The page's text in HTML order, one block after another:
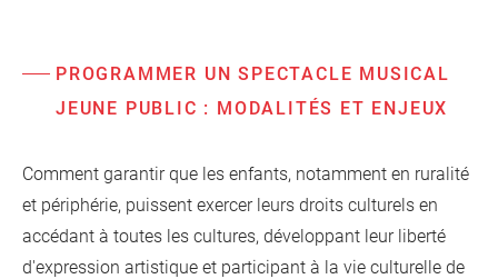
PROGRAMMER UN SPECTACLE MUSICAL
JEUNE PUBLIC : MODALITÉS ET ENJEUX
Comment garantir que les enfants, notamment en ruralité
et périphérie, puissent exercer leurs droits culturels en
accédant à toutes les cultures, développant leur liberté
d'expression artistique et participant à la vie culturelle de